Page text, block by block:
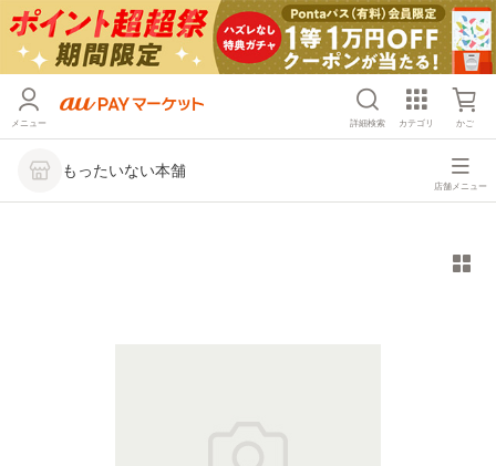
メニュー 詳細検索 カテゴリ かご
もったいない本舗
店舗メニュー